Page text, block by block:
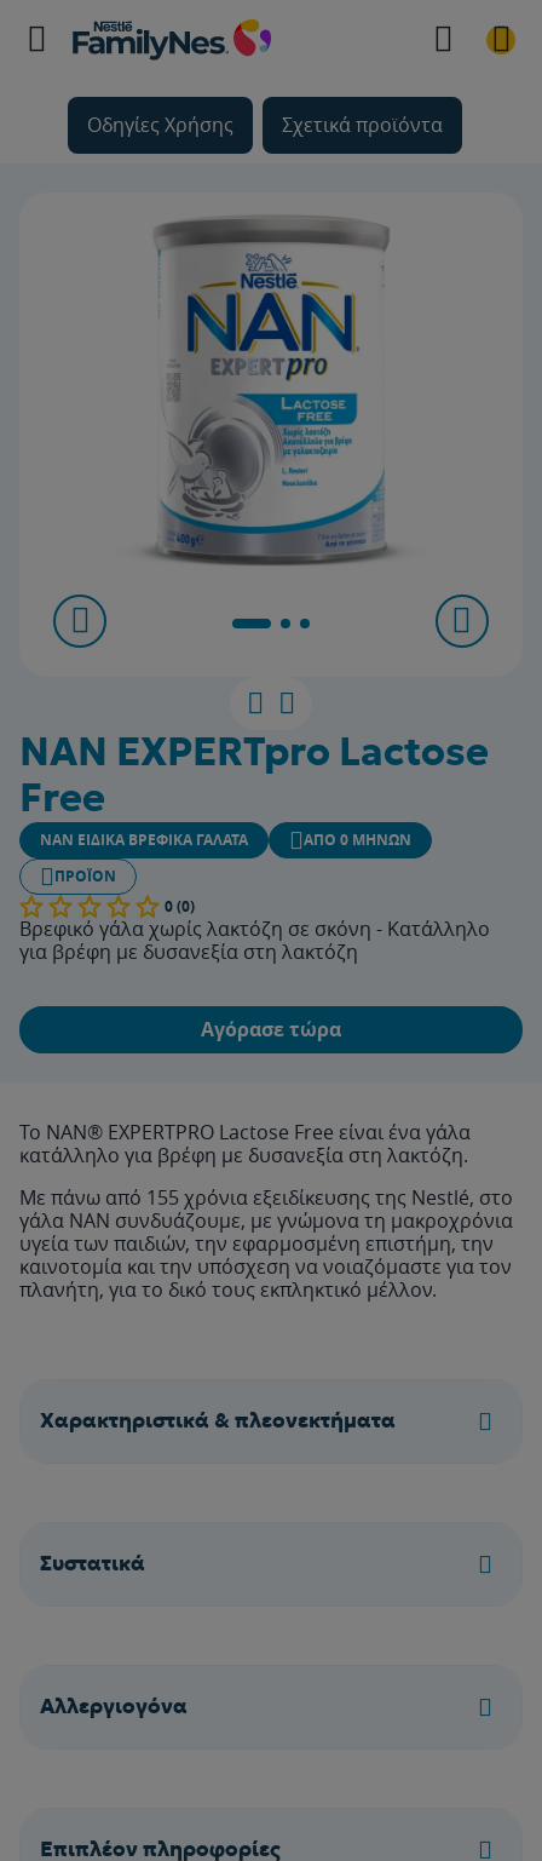
Οδηγίες Χρήσης Σχετικά προϊόντα
NAN EXPERTpro Lactose
Free
NAN ΕΙΔΙΚΆ ΒΡΕΦΙΚΆ ΓΆΛΑΤΑ
ΑΠΌ 0 ΜΗΝΏΝ
ΠΡΟΪΌΝ
0 (0)
Βρεφικό γάλα χωρίς λακτόζη σε σκόνη - Κατάλληλο
για βρέφη με δυσανεξία στη λακτόζη
Αγόρασε τώρα
Το NAN® EXPERTPRO Lactose Free είναι ένα γάλα
κατάλληλο για βρέφη με δυσανεξία στη λακτόζη.
Με πάνω από 155 χρόνια εξειδίκευσης της Nestlé, στο
γάλα ΝΑΝ συνδυάζουμε, με γνώμονα τη μακροχρόνια
υγεία των παιδιών, την εφαρμοσμένη επιστήμη, την
καινοτομία και την υπόσχεση να νοιαζόμαστε για τον
πλανήτη, για το δικό τους εκπληκτικό μέλλον.
Χαρακτηριστικά & πλεονεκτήματα
Συστατικά
Aλλεργιογόνα
Επιπλέον πληροφορίες